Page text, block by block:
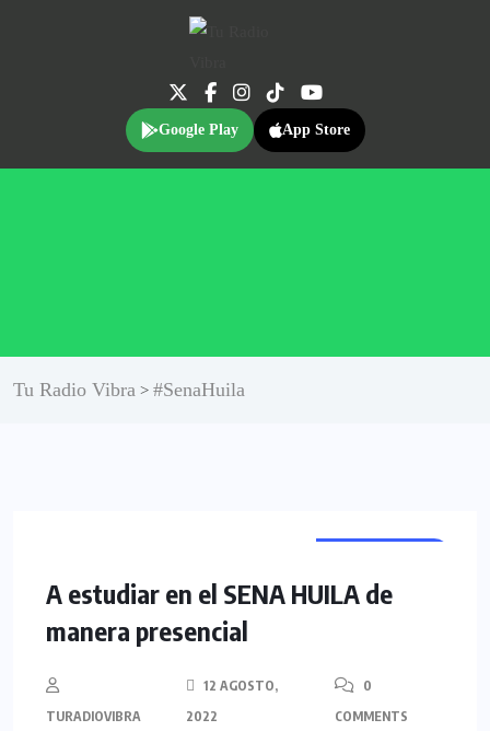
Google Play App Store
Tu Radio Vibra > #SenaHuila
A estudiar en el SENA HUILA de
manera presencial
TURADIOVIBRA
12 AGOSTO,
2022
0
COMMENTS